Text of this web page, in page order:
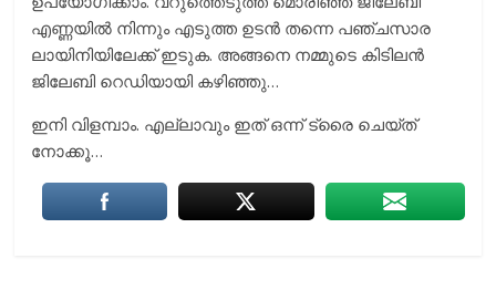
എണ്ണയിൽ നിന്നും എടുത്ത ഉടൻ തന്നെ പഞ്ചസാര
ലായിനിയിലേക്ക് ഇടുക. അങ്ങനെ നമ്മുടെ കിടിലൻ
ജിലേബി റെഡിയായി കഴിഞ്ഞു…
ഇനി വിളമ്പാം. എല്ലാവും ഇത് ഒന്ന് ട്രൈ ചെയ്ത്
നോക്കൂ…